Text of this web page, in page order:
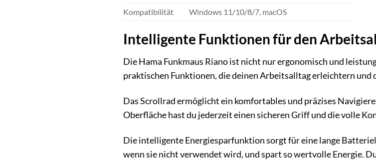
Kompatibilität
Windows 11/10/8/7, macOS
Intelligente Funktionen für den
Die Hama Funkmaus Riano ist nicht nur ergonomisch und
praktischen Funktionen, die deinen Arbeitsalltag erleichtern
Das Scrollrad ermöglicht ein komfortables und präzises
Oberfläche hast du jederzeit einen sicheren Griff und die volle
Die intelligente Energiesparfunktion sorgt für eine lange
wenn sie nicht verwendet wird, und spart so wertvolle Energie.